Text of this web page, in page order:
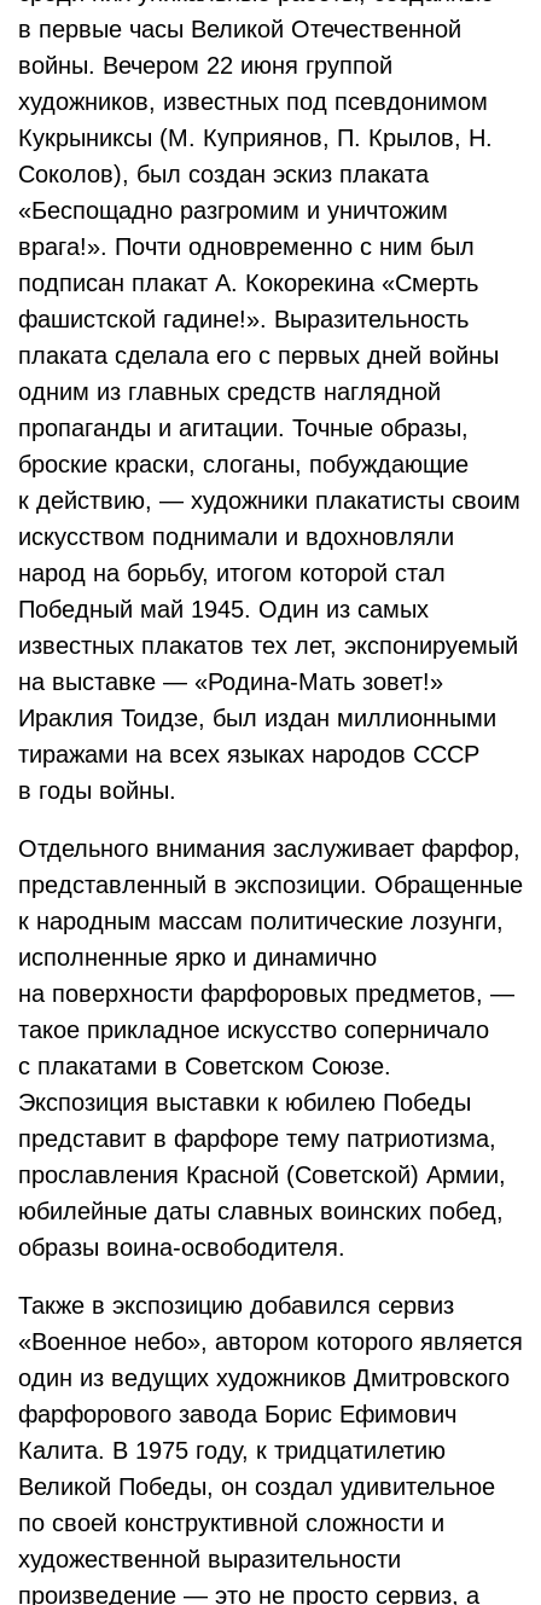
в первые часы Великой Отечественной
войны. Вечером 22 июня группой
художников, известных под псевдонимом
Кукрыниксы (М. Куприянов, П. Крылов, Н.
Соколов), был создан эскиз плаката
«Беспощадно разгромим и уничтожим
врага!». Почти одновременно с ним был
подписан плакат А. Кокорекина «Смерть
фашистской гадине!». Выразительность
плаката сделала его с первых дней войны
одним из главных средств наглядной
пропаганды и агитации. Точные образы,
броские краски, слоганы, побуждающие
к действию, — художники плакатисты своим
искусством поднимали и вдохновляли
народ на борьбу, итогом которой стал
Победный май 1945. Один из самых
известных плакатов тех лет, экспонируемый
на выставке — «Родина-Мать зовет!»
Ираклия Тоидзе, был издан миллионными
тиражами на всех языках народов СССР
в годы войны.
Отдельного внимания заслуживает фарфор,
представленный в экспозиции. Обращенные
к народным массам политические лозунги,
исполненные ярко и динамично
на поверхности фарфоровых предметов, —
такое прикладное искусство соперничало
с плакатами в Советском Союзе.
Экспозиция выставки к юбилею Победы
представит в фарфоре тему патриотизма,
прославления Красной (Советской) Армии,
юбилейные даты славных воинских побед,
образы воина-освободителя.
Также в экспозицию добавился сервиз
«Военное небо», автором которого является
один из ведущих художников Дмитровского
фарфорового завода Борис Ефимович
Калита. В 1975 году, к тридцатилетию
Великой Победы, он создал удивительное
по своей конструктивной сложности и
художественной выразительности
произведение — это не просто сервиз, а